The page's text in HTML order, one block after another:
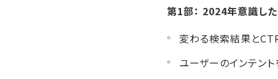
第1部： 2024年意識し
変わる検索結果と
ユーザーのインテン